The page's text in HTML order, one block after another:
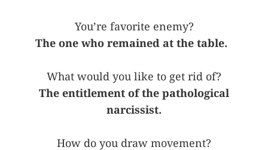
You’re favorite enemy?
The one who remained at the table.
What would you like to get rid of?
The entitlement of the pathological
narcissist.
How do you draw movement?